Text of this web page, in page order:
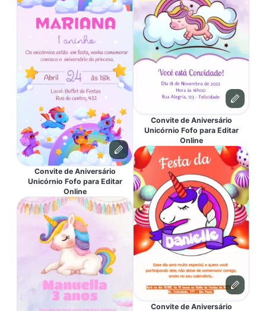
Convite de Aniversário
Unicórnio Fofo para Editar
Online
Convite de Aniversário
Unicórnio Fofo para Editar
Online
Convite de Aniversário